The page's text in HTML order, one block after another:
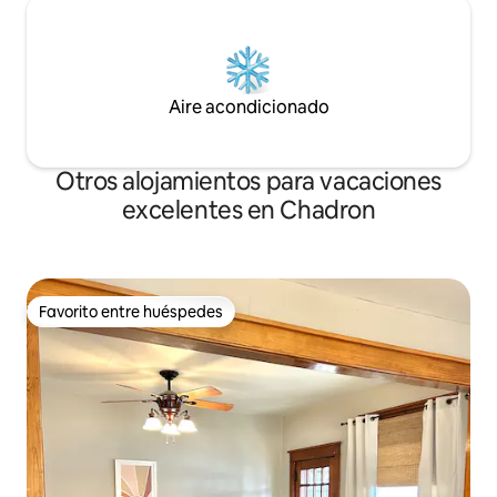
Aire acondicionado
Otros alojamientos para vacaciones
excelentes en Chadron
Favorito entre huéspedes
Favorito entre huéspedes